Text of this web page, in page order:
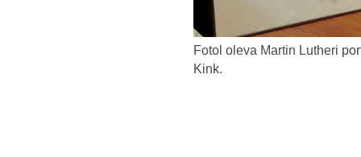
Fotol oleva Martin Lutheri
Kink.